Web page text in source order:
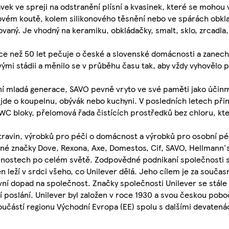
ve spreji na odstranění plísní a kvasinek, které se
koutě, kolem silikonového těsnění nebo ve spárách
Je vhodný na keramiku, obkládačky, smalt, sklo,
než 50 let pečuje o české a slovenské domácnosti a
stádii a měnilo se v průběhu času tak, aby vždy vyhovělo
mladá generace, SAVO pevně vryto ve své paměti jako
o koupelnu, obývák nebo kuchyni. V posledních letech
bloky, přelomová řada čistících prostředků bez chloru,
výrobků pro péči o domácnost a výrobků pro osobní
Dove, Rexona, Axe, Domestos, Cif, SAVO,
po celém světě. Zodpovědné podnikaní společnosti
leží v srdci všeho, co Unilever dělá. Jeho cílem je za
dopad na společnost. Značky společnosti Unilever se
Unilever byl založen v roce 1930 a svou českou
regionu Východní Evropa (EE) spolu s dalšími